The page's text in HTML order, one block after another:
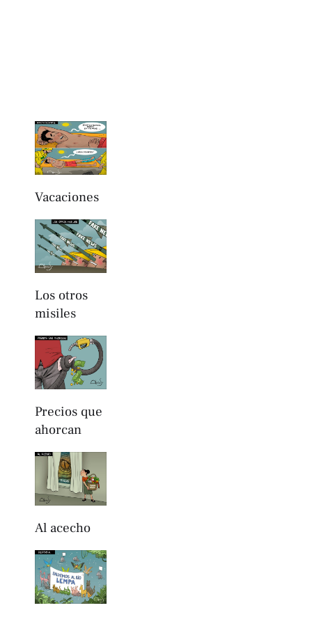
Vacaciones
Los otros
misiles
Precios que
ahorcan
Al acecho